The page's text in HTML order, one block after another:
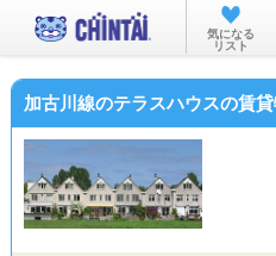
お部屋
沿
気になる
リスト
加古川線のテラスハウスの賃